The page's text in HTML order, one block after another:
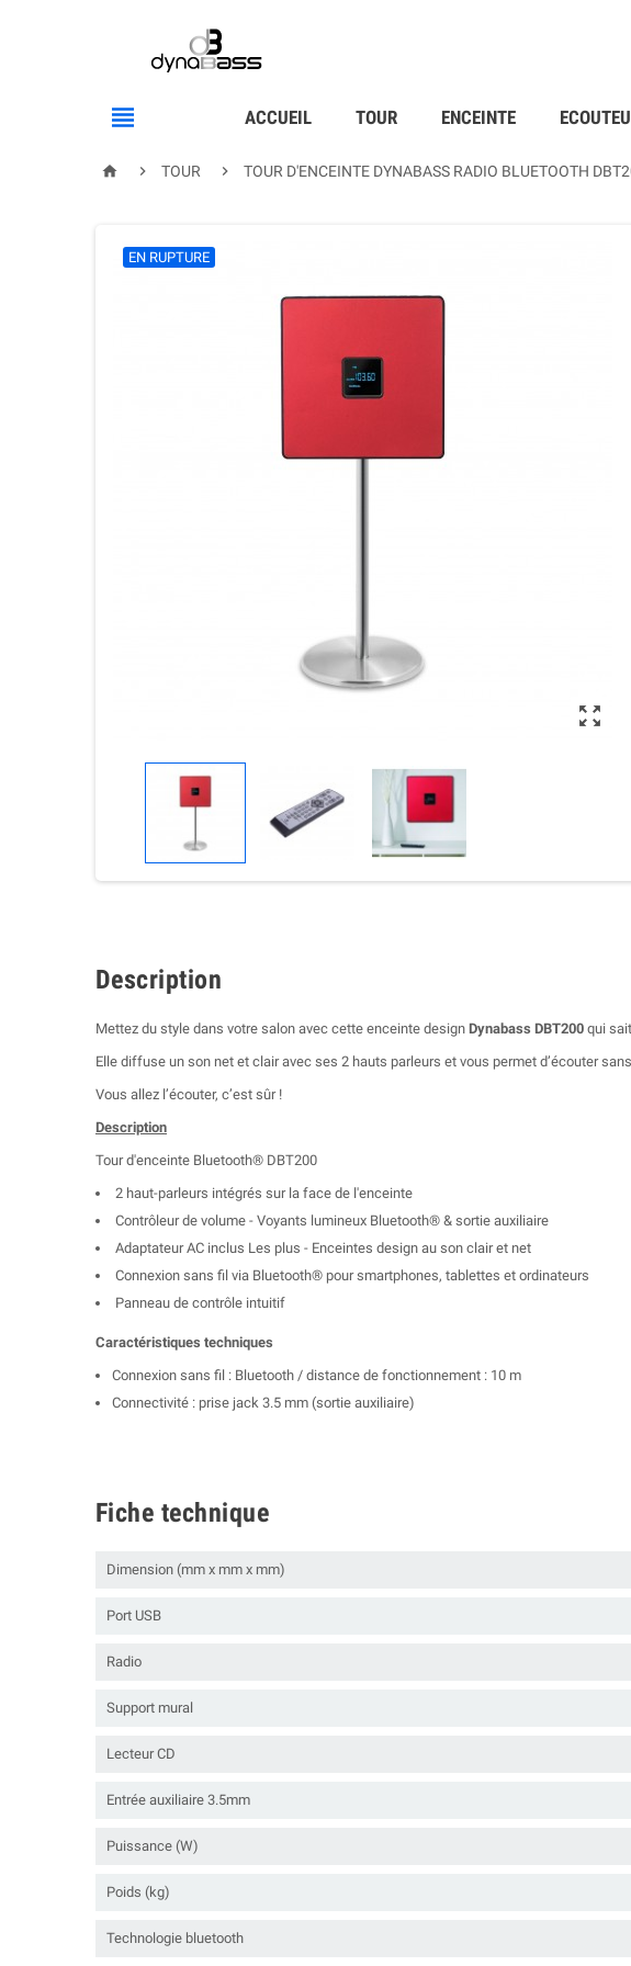
 ACCUEIL TOUR ENCEINTE
  TOUR  TOUR D'ENCEINTE DYNABASS RADIO BLUETOOTH

EN RUPTURE
Description
Mettez du style dans votre salon avec cette enceinte design Dynabass DBT200 qui
Elle diffuse un son net et clair avec ses 2 hauts parleurs et vous permet d’écouter
Vous allez l’écouter, c’est sûr !
Description
Tour d'enceinte Bluetooth® DBT200
2 haut-parleurs intégrés sur la face de l'enceinte
Contrôleur de volume - Voyants lumineux Bluetooth® & sortie auxiliaire
Adaptateur AC inclus Les plus - Enceintes design au son clair et net
Connexion sans fil via Bluetooth® pour smartphones, tablettes et ordinateurs
Panneau de contrôle intuitif
Caractéristiques techniques
Connexion sans fil : Bluetooth / distance de fonctionnement : 10 m
Connectivité : prise jack 3.5 mm (sortie auxiliaire)
Fiche technique
Dimension (mm x mm x mm)
Port USB
Radio
Support mural
Lecteur CD
Entrée auxiliaire 3.5mm
Puissance (W)
Poids (kg)
Technologie bluetooth